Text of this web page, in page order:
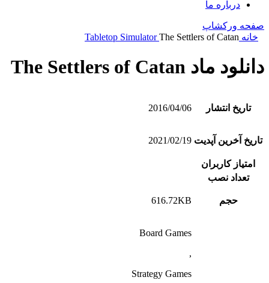
درباره ما
صفحه ورکشاپ
خانه
Tabletop SimulatorThe Settlers of Catan
دانلود ماد The Settlers of Catan
تاریخ انتشار 2016/04/06
تاریخ آخرین آپدیت 2021/02/19
امتیاز کاربران
تعداد نصب
حجم 616.72KB
Board Games
,
Strategy Games